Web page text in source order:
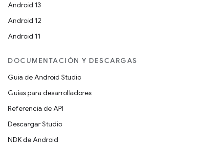
Android 13
Android 12
Android 11
DOCUMENTACIÓN Y DESCARGAS
Guía de Android Studio
Guías para desarrolladores
Referencia de API
Descargar Studio
NDK de Android